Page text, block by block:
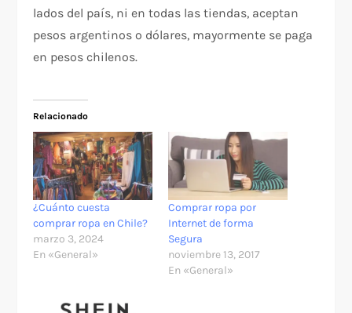
lados del país, ni en todas las tiendas, aceptan
pesos argentinos o dólares, mayormente se paga
en pesos chilenos.
Relacionado
¿Cuánto cuesta
comprar ropa en Chile?
marzo 3, 2024
En «General»
Comprar ropa por
Internet de forma
Segura
noviembre 13, 2017
En «General»